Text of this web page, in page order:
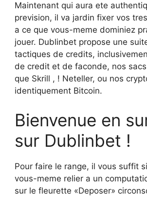
Maintenant qui aura ete
prevision, il va jardin fixer vos
a ce que vous-meme dominiez
jouer. Dublinbet propose une
tactiques de credits,
de credit et de faconde, nos
que Skrill , ! Neteller, ou nos
identiquement Bitcoin.
Bienvenue en
sur Dublinbet !
Pour faire le range, il vous suffit
vous-meme relier a un
sur le fleurette «Deposer»